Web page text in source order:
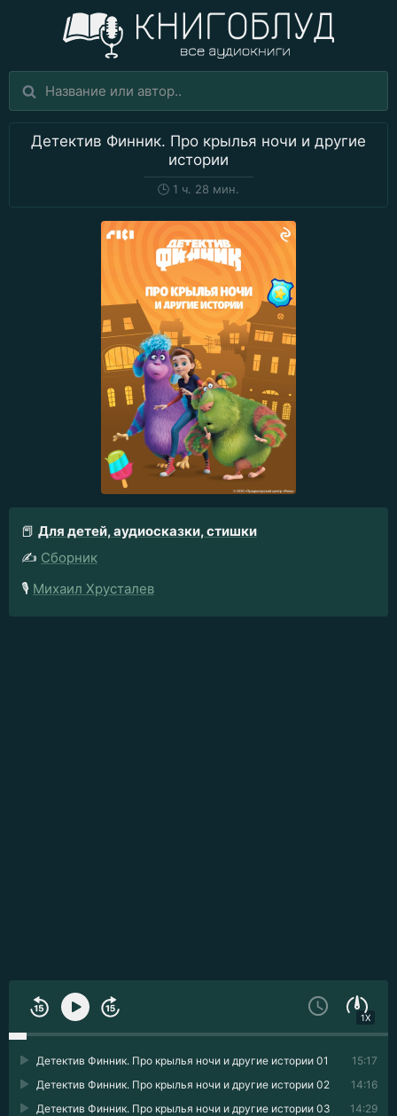
Детектив Финник. Про крылья ночи и другие
истории
🕒 1 ч. 28 мин.
📕 Для детей, аудиосказки, стишки
✍️ Сборник
🎙️ Михаил Хрусталев
1X
15:17
Детектив Финник. Про крылья ночи и другие истории 01
14:16
Детектив Финник. Про крылья ночи и другие истории 02
14:29
Детектив Финник. Про крылья ночи и другие истории 03